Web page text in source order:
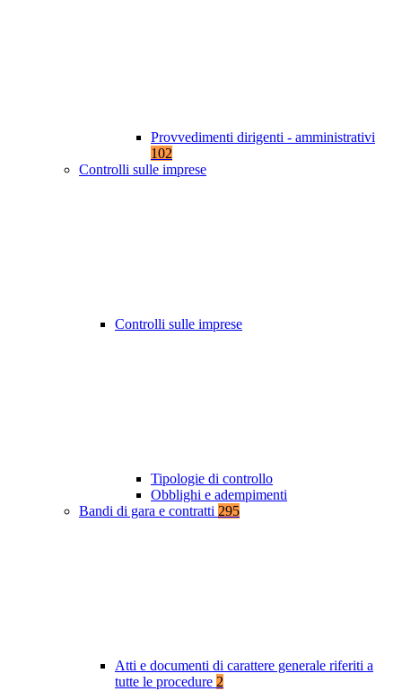
Provvedimenti dirigenti - amministrativi
102
Controlli sulle imprese
Controlli sulle imprese
Tipologie di controllo
Obblighi e adempimenti
Bandi di gara e contratti 295
Atti e documenti di carattere generale riferiti a
tutte le procedure 2